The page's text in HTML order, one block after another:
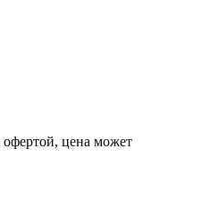
офертой, цена может